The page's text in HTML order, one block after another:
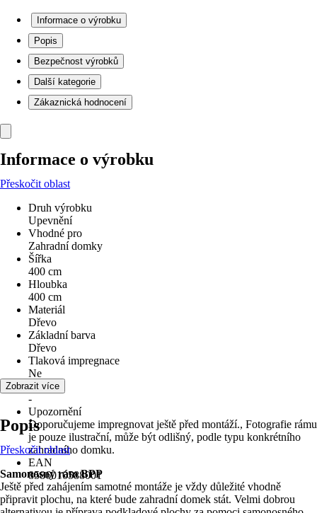
Informace o výrobku
Popis
Bezpečnost výrobků
Další kategorie
Zákaznická hodnocení
Informace o výrobku
Přeskočit oblast
Druh výrobku
Upevnění
Vhodné pro
Zahradní domky
Šířka
400 cm
Hloubka
400 cm
Materiál
Dřevo
Základní barva
Dřevo
Tlaková impregnace
Ne
Série
-
Upozornění
Doporučujeme impregnovat ještě před montáží., Fotografie rámu
je pouze ilustrační, může být odlišný, podle typu konkrétního
zahradního domku.
EAN
8586010588001
Zobrazit více
Popis
Přeskočit oblast
Samonosný rám BPP
Ještě před zahájením samotné montáže je vždy důležité vhodně
připravit plochu, na které bude zahradní domek stát. Velmi dobrou